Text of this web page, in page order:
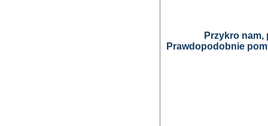
Przykro
Prawdopodobnie